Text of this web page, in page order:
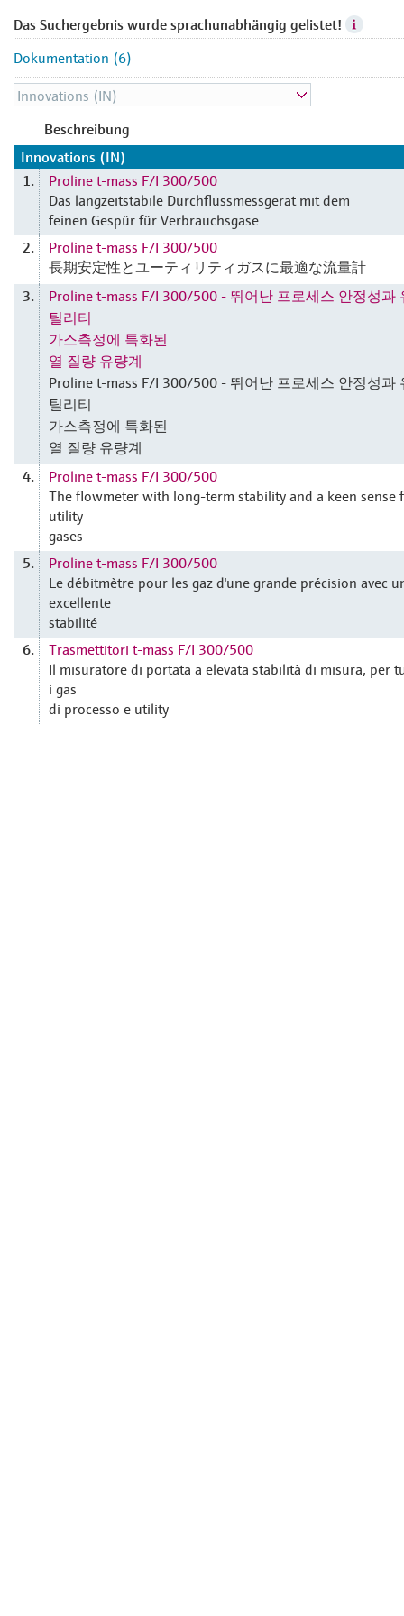
Das Suchergebnis wurde sprachunabhängig gelistet!
Dokumentation (6)
Beschreibung
Innovations (IN)
1.
Proline t-mass F/I 300/500
Das langzeitstabile Durchflussmessgerät mit dem
feinen Gespür für Verbrauchsgase
2.
Proline t-mass F/I 300/500
長期安定性とユーティリティガスに最適な流量計
3.
Proline t-mass F/I 300/500 - 뛰어난 프로세스 안정성과
틸리티
가스측정에 특화된
열 질량 유량계
Proline t-mass F/I 300/500 - 뛰어난 프로세스 안정성과
틸리티
가스측정에 특화된
열 질량 유량계
4.
Proline t-mass F/I 300/500
The flowmeter with long-term stability and a keen sense
utility
gases
5.
Proline t-mass F/I 300/500
Le débitmètre pour les gaz d'une grande précision avec
excellente
stabilité
6.
Trasmettitori t-mass F/I 300/500
Il misuratore di portata a elevata stabilità di misura, per
i gas
di processo e utility